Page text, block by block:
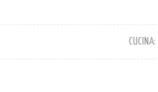
CUCINA: